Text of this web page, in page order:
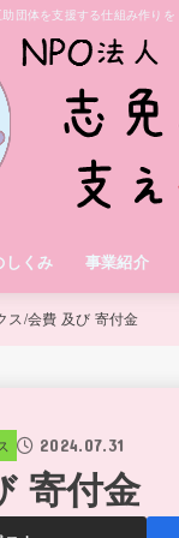
団体を支援する仕組み作りを
しくみ 事業紹介
ス 会費 及び 寄付金
2024.07.31
寄付金